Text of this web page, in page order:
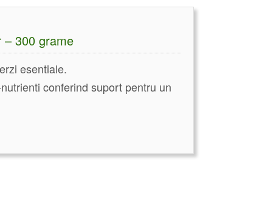
– 300 grame
esentiale.
conferind suport pentru un